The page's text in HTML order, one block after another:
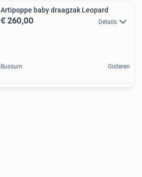
Artipoppe baby draagzak Leopard
€ 260,00 Details
Bussum Gisteren